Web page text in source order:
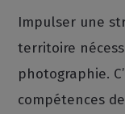
Impulser une
territoire
photographie.
compétences